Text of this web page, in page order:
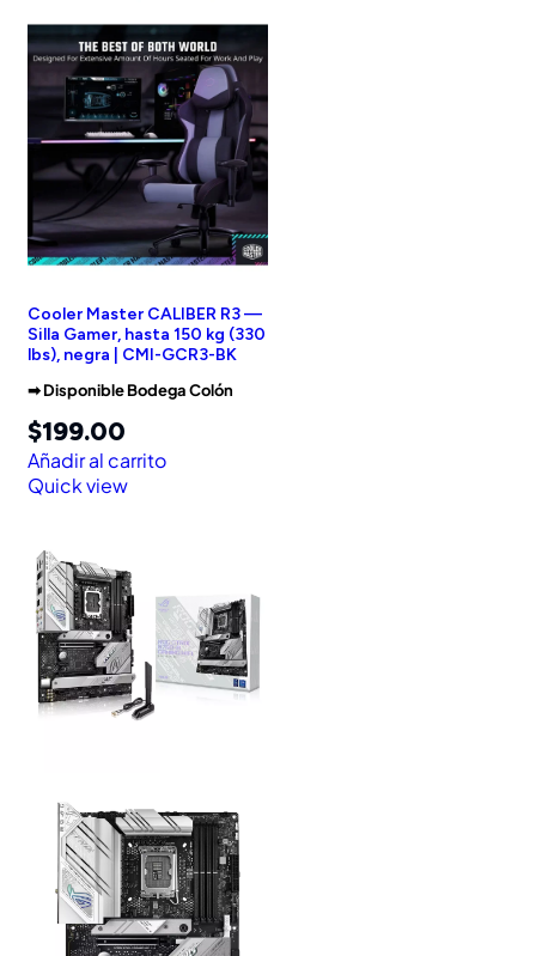
Cooler Master CALIBER R3 —
Silla Gamer, hasta 150 kg (330
lbs), negra | CMI-GCR3-BK
➡︎ Disponible Bodega Colón
$199.00
Añadir al carrito
Quick view